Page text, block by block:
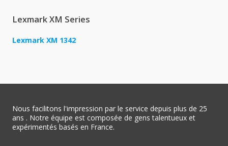
Lexmark XM Series
Lexmark XM 1342
Nous facilitons l'impression par le service depuis plus de 25
ans . Notre équipe est composée de gens talentueux et
expérimentés basés en France.